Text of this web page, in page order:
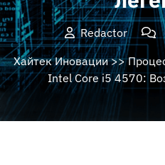
Redactor
Хайтек Иновации>>
Intel Core i5 4570: